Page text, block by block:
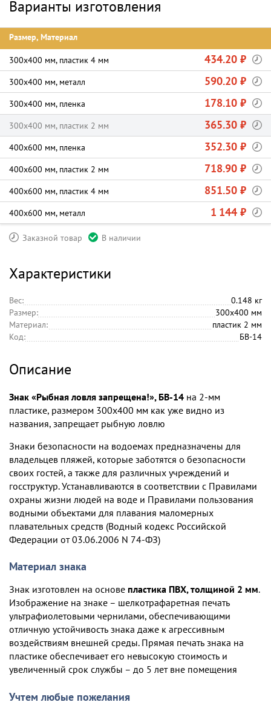
Варианты изготовления
Размер, Материал
300х400 мм, пластик 4 мм 434.20 ₽
300х400 мм, металл 590.20 ₽
300х400 мм, пленка 178.10 ₽
300х400 мм, пластик 2 мм 365.30 ₽
400х600 мм, пленка 352.30 ₽
400х600 мм, пластик 2 мм 718.90 ₽
400х600 мм, пластик 4 мм 851.50 ₽
400х600 мм, металл 1 144 ₽
Заказной товар В наличии
Характеристики
Вес:
0.148 кг
Размер:
300х400 мм
Материал:
пластик 2 мм
Код:
БВ-14
Описание
Знак «Рыбная ловля запрещена!», БВ-14 на 2-мм
пластике, размером 300х400 мм как уже видно из
названия, запрещает рыбную ловлю
Знаки безопасности на водоемах предназначены для
владельцев пляжей, которые заботятся о безопасности
своих гостей, а также для различных учреждений и
госструктур. Устанавливаются в соответствии с Правилами
охраны жизни людей на воде и Правилами пользования
водными объектами для плавания маломерных
плавательных средств (Водный кодекс Российской
Федерации от 03.06.2006 N 74-ФЗ)
Материал знака
Знак изготовлен на основе пластика ПВХ, толщиной 2 мм.
Изображение на знаке – шелкотрафаретная печать
ультрафиолетовыми чернилами, обеспечивающими
отличную устойчивость знака даже к агрессивным
воздействиям внешней среды. Прямая печать знака на
пластике обеспечивает его невысокую стоимость и
увеличенный срок службы – до 5 лет вне помещения
Учтем любые пожелания